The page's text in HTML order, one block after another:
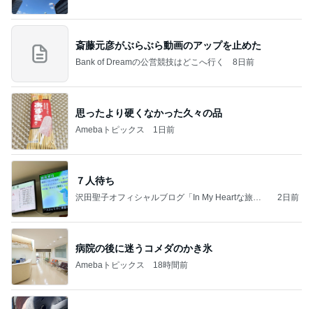
斎藤元彦がぶらぶら動画のアップを止めた
Bank of Dreamの公営競技はどこへ行く 8日前
思ったより硬くなかった久々の品
Amebaトピックス 1日前
７人待ち
沢田聖子オフィシャルブログ「In My Heartな旅日
2日前
病院の後に迷うコメダのかき氷
Amebaトピックス 18時間前